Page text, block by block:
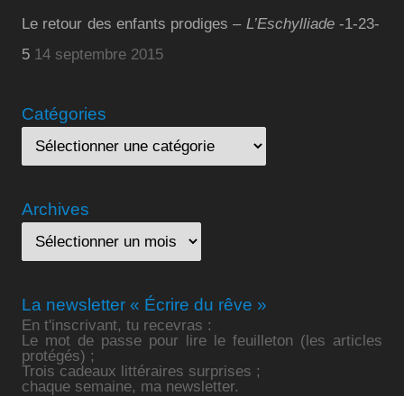
Le retour des enfants prodiges – L’Eschylliade-1-23-
5 14 septembre 2015
Catégories
Archives
La newsletter « Écrire du rêve »
En t'inscrivant, tu recevras :
Le mot de passe pour lire le feuilleton (les articles
protégés) ;
Trois cadeaux littéraires surprises ;
chaque semaine, ma newsletter.